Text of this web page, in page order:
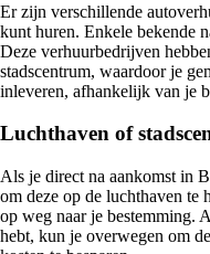
Er zijn verschillende
kunt huren. Enkele bekende
Deze verhuurbedrijven
stadscentrum, waardoor je
inleveren, afhankelijk van je
Luchthaven of
Als je direct na aankomst in
om deze op de luchthaven te
op weg naar je bestemming.
hebt, kun je overwegen om